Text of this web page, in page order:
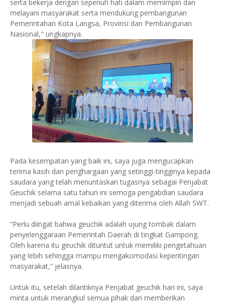
serta bekerja dengan sepenuh hati dalam memimpin dan
melayani masyarakat serta mendukung pembangunan
Pemerintahan Kota Langsa, Provinsi dan Pembangunan
Nasional," ungkapnya.
Pada kesempatan yang baik ini, saya juga mengucapkan
terima kasih dan penghargaan yang setinggi-tingginya kepada
saudara yang telah menuntaskan tugasnya sebagai Penjabat
Geuchik selama satu tahun ini semoga pengabdian saudara
menjadi sebuah amal kebaikan yang diterima oleh Allah SWT.
“Perlu diingat bahwa geuchik adalah ujung tombak dalam
penyelenggaraan Pemerintah Daerah di tingkat Gampong.
Oleh karena itu geuchik dituntut untuk memiliki pengetahuan
yang lebih sehingga mampu mengakomodasi kepentingan
masyarakat,” jelasnya.
Untuk itu, setelah dilantiknya Penjabat geuchik hari ini, saya
minta untuk merangkul semua pihak dan memberikan